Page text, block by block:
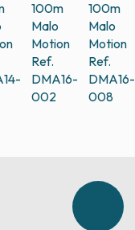
100m
Malo
Motion
Ref.
DMA16-
002
100m
Malo
Motion
Ref.
DMA16-
008